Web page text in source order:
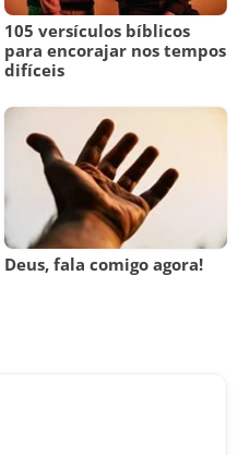
105 versículos bíblicos
para encorajar nos tempos
difíceis
Deus, fala comigo agora!